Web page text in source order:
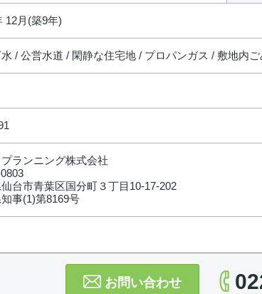
12月(築9年)
/ 公営水道 / 閑静な住宅地 / プロパンガス / 敷地内
ランニング株式会社
台市青葉区国分町３丁目10-17-202
事(1)第8169号
お問い合わせ